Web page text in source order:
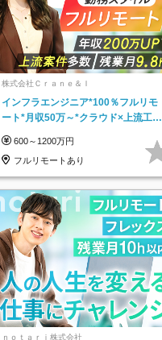
株式会社Ｃｒａｎｅ＆Ｉ
インフラエンジニア*100％フルリモ
ート*月収50万～*クラウド×上流工程
600～1200万円
フルリモートあり
ｎｏｔａｒｉ株式会社